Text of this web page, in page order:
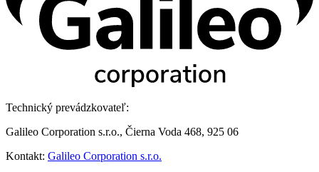
Technický prevádzkovateľ:
Galileo Corporation s.r.o., Čierna Voda 468, 925 06
Kontakt: Galileo Corporation s.r.o.